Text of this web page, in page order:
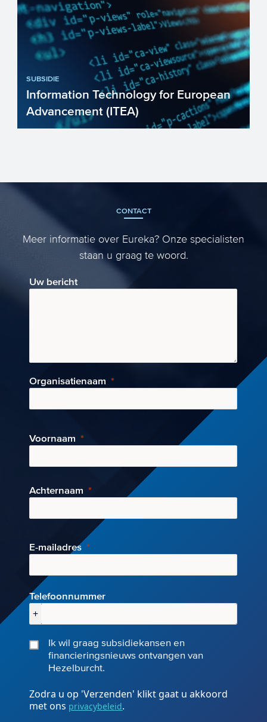
SUBSIDIE
Information Technology for European
Advancement (ITEA)
stimuleren met het Eureka p...
CONTACT
Meer informatie over Eureka? Onze specialisten
staan u graag te woord.
Uw bericht
Organisatienaam
Voornaam
Achternaam
E-mailadres
Telefoonnummer
+
Ik wil graag subsidiekansen en
financieringsnieuws ontvangen van
Hezelburcht.
Zodra u op 'Verzenden' klikt gaat u akkoord
met ons privacybeleid.